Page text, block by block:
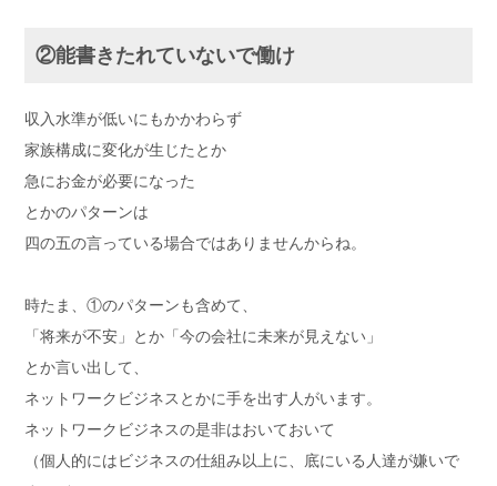
②能書きたれていないで働け
収入水準が低いにもかかわらず
家族構成に変化が生じたとか
急にお金が必要になった
とかのパターンは
四の五の言っている場合ではありませんからね。
時たま、①のパターンも含めて、
「将来が不安」とか「今の会社に未来が見えない」
とか言い出して、
ネットワークビジネスとかに手を出す人がいます。
ネットワークビジネスの是非はおいておいて
（個人的にはビジネスの仕組み以上に、底にいる人達が嫌いで